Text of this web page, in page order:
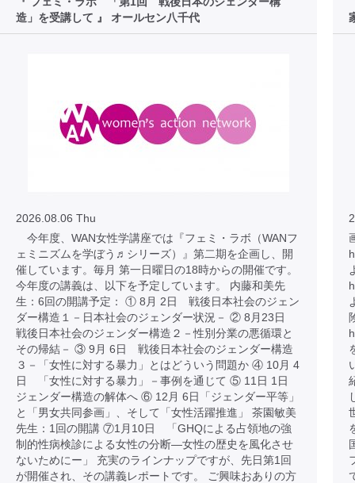
造」を受講して 』 オールセン八千代
2026.08.06 Thu
今年度、WAN女性学講座では『フェミ・ラボ（WANフ
ェミニズムを学ぼう♬シリーズ）』第二期を企画し、開
催しています。毎月 第一日曜日の18時からの開催です。
今年度の講義は、以下を予定しています。 内藤和美先
生：6回の開講予定： ① 8月 2日 戦後日本社会のジェン
ダー構造１－日本社会のジェンダー状況－ ② 8月23日
戦後日本社会のジェンダー構造２－性別分業の悪循環と
その帰結－ ③ 9月 6日 戦後日本社会のジェンダー構造
３－「女性に対する暴力」とはどういう問題か ④ 10月 4
日 「女性に対する暴力」－事例を通じて ⑤ 11日 1日
ジェンダー構造の解体へ ⑥ 12月 6日「ジェンダー平等」
と「男女共同参画」、そして「女性活躍推進」 茶園敏美
先生：1回の開講 ⑦1月10日 「GHQによる占領地の強
制的性病検診による女性の分断―女性の歴史を風化させ
ないためにー」 充実のラインナップですが、先日第1回
が開催され、その講義レポートです。 ご興味おありの方